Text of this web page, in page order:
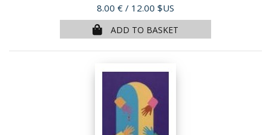
Price
8.00 € / 12.00 $US
ADD TO BASKET